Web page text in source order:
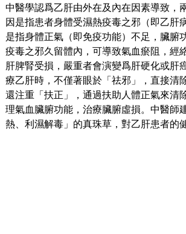
中醫學認爲乙肝由外在及內在因素導致，
因是指患者身體受濕熱疫毒之邪（即乙肝
是指身體正氣（即免疫功能）不足，臟腑
疫毒之邪久留體內，可導致氣血瘀阻，經
肝脾腎受損，嚴重者會演變爲肝硬化或肝
療乙肝時，不僅著眼於「祛邪」，直接清
還注重「扶正」，通過扶助人體正氣來清
理氣血臟腑功能，治療臟腑虛損。中醫師
熱、利濕解毒」的真珠草，對乙肝患者的